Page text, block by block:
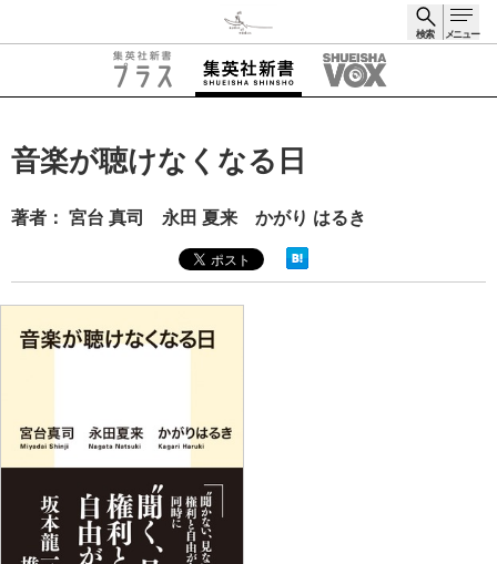
検索 メニュー
音楽が聴けなくなる日
著者： 宮台 真司 永田 夏来 かがり はるき